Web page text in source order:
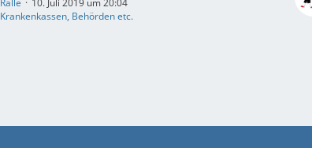
Ralle
10. Juli 2019 um 20:04
Krankenkassen, Behörden etc.